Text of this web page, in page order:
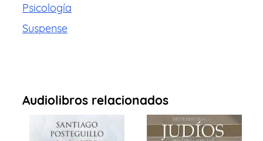
Psicología
Suspense
Audiolibros relacionados